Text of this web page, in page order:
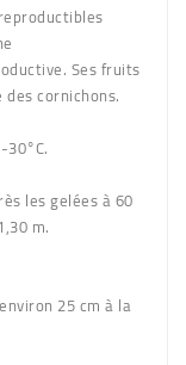
Ses fruits
cornichons.
les gelées à 60
m.
25 cm à la